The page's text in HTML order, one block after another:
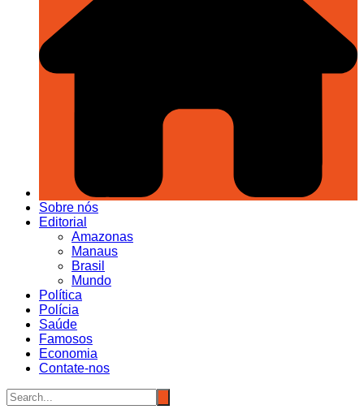
Sobre nós
Editorial
Amazonas
Manaus
Brasil
Mundo
Política
Polícia
Saúde
Famosos
Economia
Contate-nos